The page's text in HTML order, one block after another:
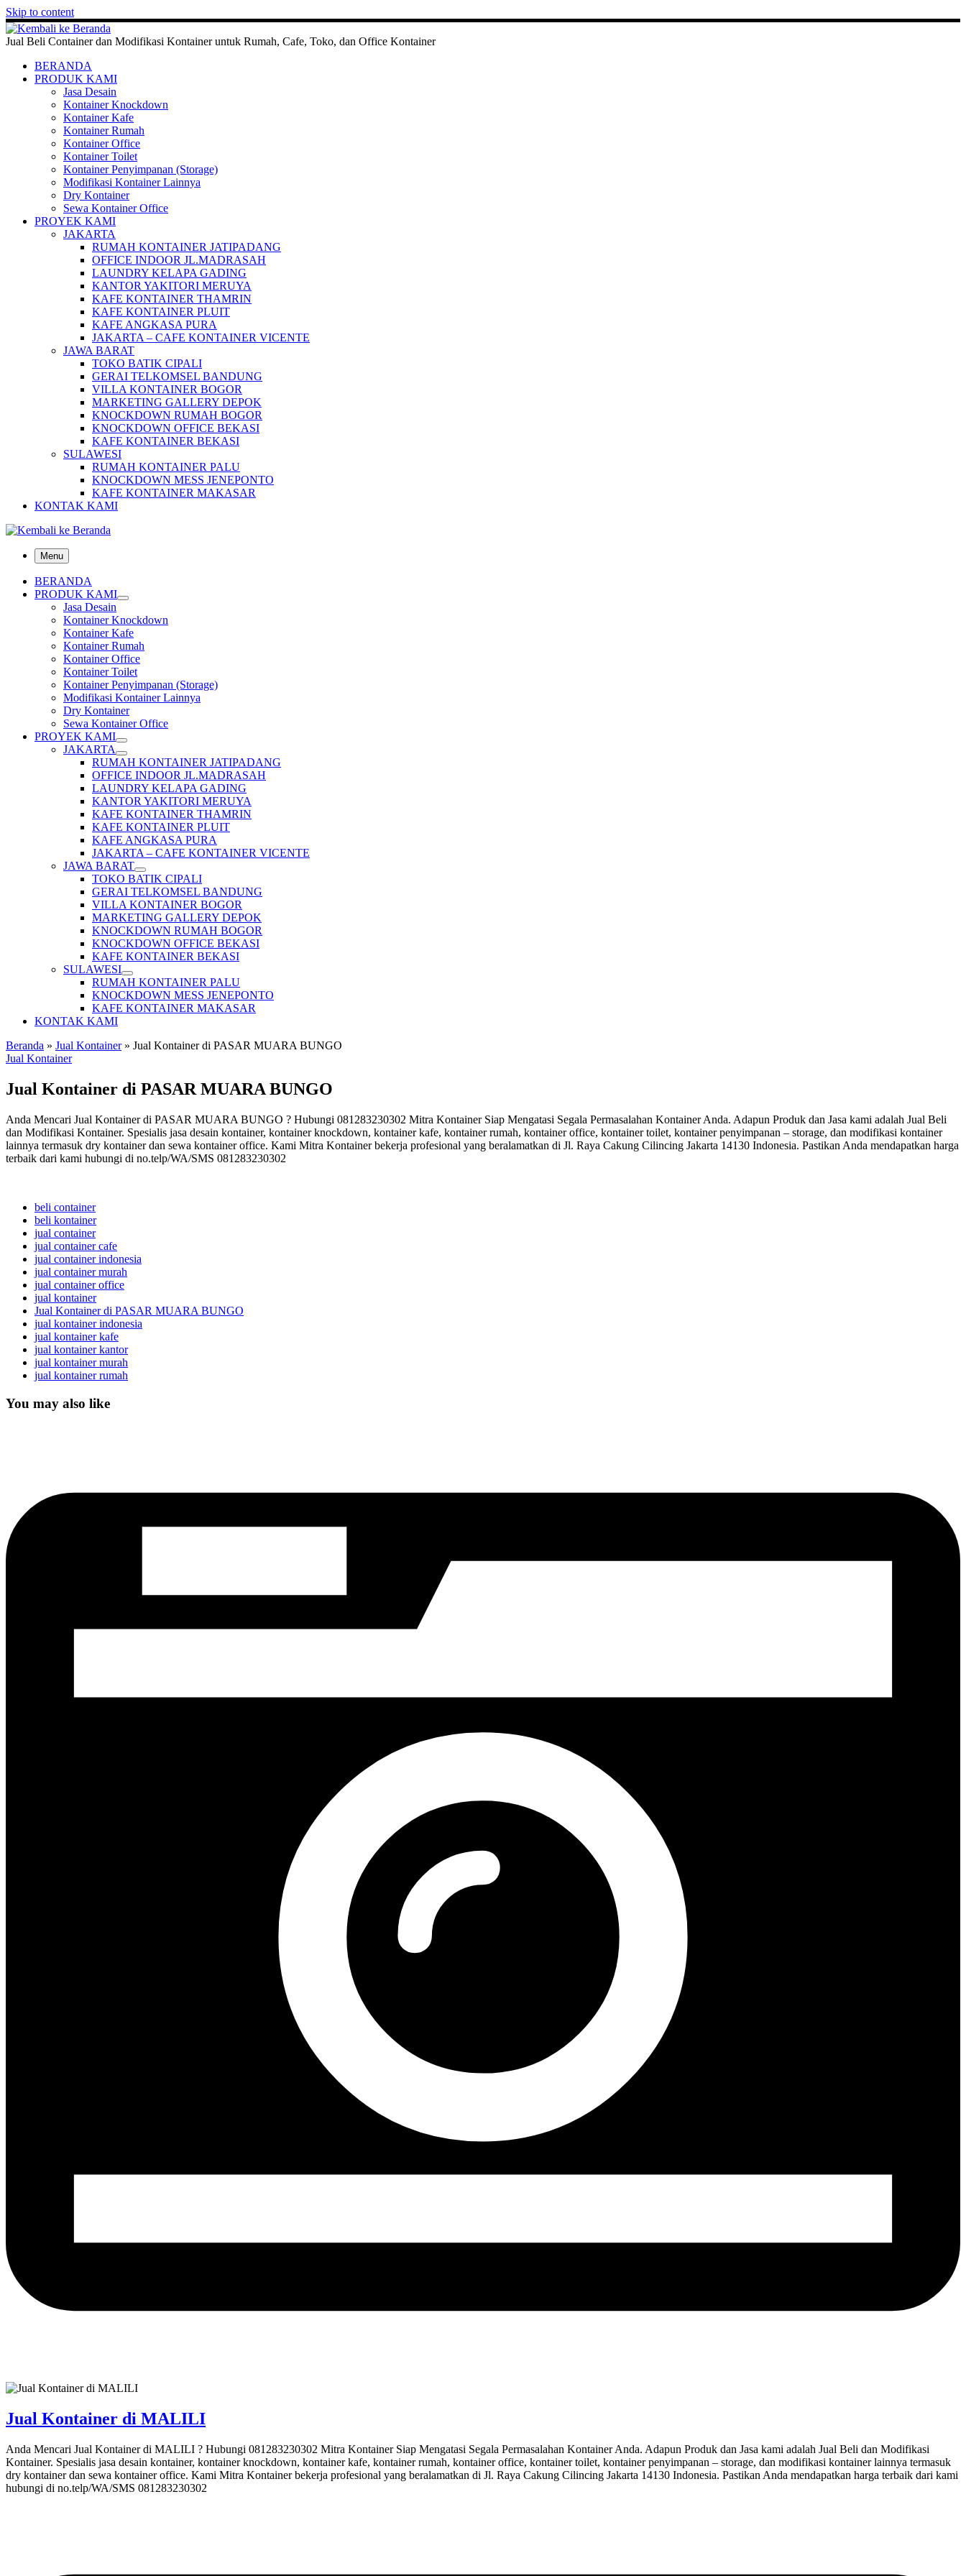
Skip to content
Jual Beli Container dan Modifikasi Kontainer untuk Rumah, Cafe, Toko, dan Office Kontainer
BERANDA
PRODUK KAMI
Jasa Desain
Kontainer Knockdown
Kontainer Kafe
Kontainer Rumah
Kontainer Office
Kontainer Toilet
Kontainer Penyimpanan (Storage)
Modifikasi Kontainer Lainnya
Dry Kontainer
Sewa Kontainer Office
PROYEK KAMI
JAKARTA
RUMAH KONTAINER JATIPADANG
OFFICE INDOOR JL.MADRASAH
LAUNDRY KELAPA GADING
KANTOR YAKITORI MERUYA
KAFE KONTAINER THAMRIN
KAFE KONTAINER PLUIT
KAFE ANGKASA PURA
JAKARTA – CAFE KONTAINER VICENTE
JAWA BARAT
TOKO BATIK CIPALI
GERAI TELKOMSEL BANDUNG
VILLA KONTAINER BOGOR
MARKETING GALLERY DEPOK
KNOCKDOWN RUMAH BOGOR
KNOCKDOWN OFFICE BEKASI
KAFE KONTAINER BEKASI
SULAWESI
RUMAH KONTAINER PALU
KNOCKDOWN MESS JENEPONTO
KAFE KONTAINER MAKASAR
KONTAK KAMI
Menu
BERANDA
PRODUK KAMI
Jasa Desain
Kontainer Knockdown
Kontainer Kafe
Kontainer Rumah
Kontainer Office
Kontainer Toilet
Kontainer Penyimpanan (Storage)
Modifikasi Kontainer Lainnya
Dry Kontainer
Sewa Kontainer Office
PROYEK KAMI
JAKARTA
RUMAH KONTAINER JATIPADANG
OFFICE INDOOR JL.MADRASAH
LAUNDRY KELAPA GADING
KANTOR YAKITORI MERUYA
KAFE KONTAINER THAMRIN
KAFE KONTAINER PLUIT
KAFE ANGKASA PURA
JAKARTA – CAFE KONTAINER VICENTE
JAWA BARAT
TOKO BATIK CIPALI
GERAI TELKOMSEL BANDUNG
VILLA KONTAINER BOGOR
MARKETING GALLERY DEPOK
KNOCKDOWN RUMAH BOGOR
KNOCKDOWN OFFICE BEKASI
KAFE KONTAINER BEKASI
SULAWESI
RUMAH KONTAINER PALU
KNOCKDOWN MESS JENEPONTO
KAFE KONTAINER MAKASAR
KONTAK KAMI
Beranda » Jual Kontainer » Jual Kontainer di PASAR MUARA BUNGO
Jual Kontainer
Jual Kontainer di PASAR MUARA BUNGO
Anda Mencari Jual Kontainer di PASAR MUARA BUNGO ? Hubungi 081283230302 Mitra Kontainer Siap Mengatasi Segala Permasalahan Kontainer Anda. Adapun Produk dan Jasa kami adalah Jual Beli
dan Modifikasi Kontainer. Spesialis jasa desain kontainer, kontainer knockdown, kontainer kafe, kontainer rumah, kontainer office, kontainer toilet, kontainer penyimpanan – storage, dan modifikasi kontainer
lainnya termasuk dry kontainer dan sewa kontainer office. Kami Mitra Kontainer bekerja profesional yang beralamatkan di Jl. Raya Cakung Cilincing Jakarta 14130 Indonesia. Pastikan Anda mendapatkan harga
terbaik dari kami hubungi di no.telp/WA/SMS 081283230302
beli container
beli kontainer
jual container
jual container cafe
jual container indonesia
jual container murah
jual container office
jual kontainer
Jual Kontainer di PASAR MUARA BUNGO
jual kontainer indonesia
jual kontainer kafe
jual kontainer kantor
jual kontainer murah
jual kontainer rumah
You may also like
Jual Kontainer di MALILI
Anda Mencari Jual Kontainer di MALILI ? Hubungi 081283230302 Mitra Kontainer Siap Mengatasi Segala Permasalahan Kontainer Anda. Adapun Produk dan Jasa kami adalah Jual Beli dan Modifikasi
Kontainer. Spesialis jasa desain kontainer, kontainer knockdown, kontainer kafe, kontainer rumah, kontainer office, kontainer toilet, kontainer penyimpanan – storage, dan modifikasi kontainer lainnya termasuk
dry kontainer dan sewa kontainer office. Kami Mitra Kontainer bekerja profesional yang beralamatkan di Jl. Raya Cakung Cilincing Jakarta 14130 Indonesia. Pastikan Anda mendapatkan harga terbaik dari kami
hubungi di no.telp/WA/SMS 081283230302